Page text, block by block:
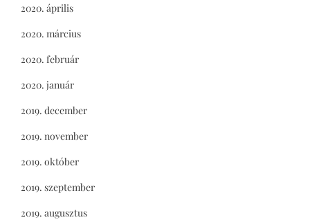
2020. április
2020. március
2020. február
2020. január
2019. december
2019. november
2019. október
2019. szeptember
2019. augusztus